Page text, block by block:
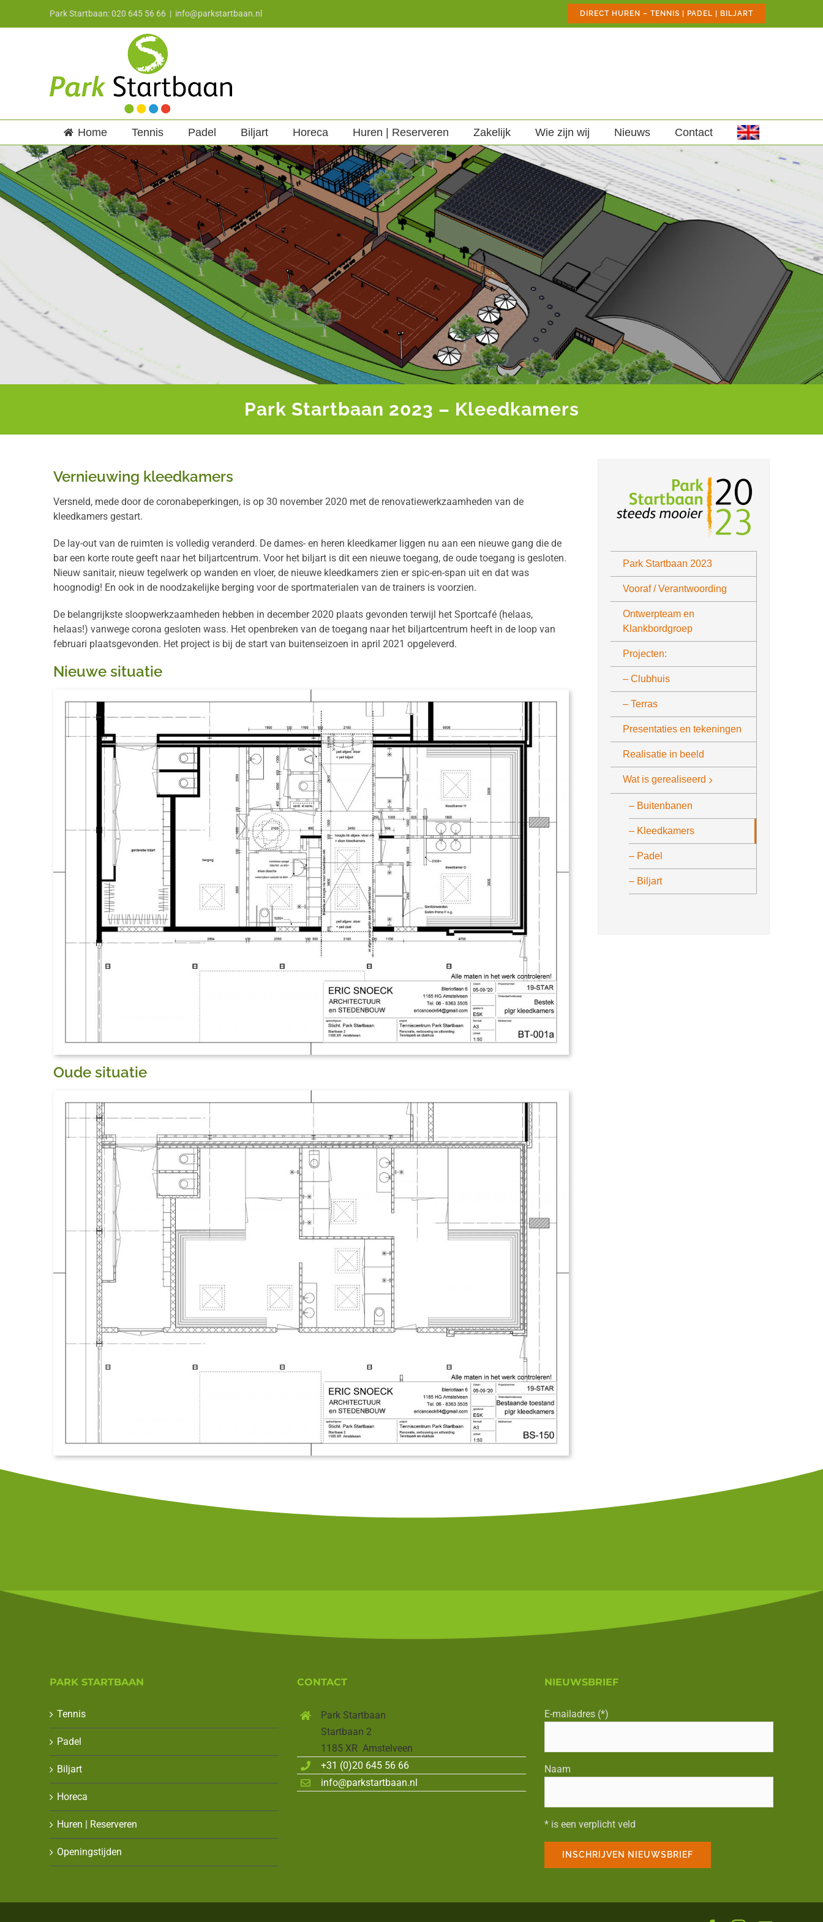
Park Startbaan: 020 645 56 66 | info@parkstartbaan.nl DIRECT HUREN – TENNIS | PADEL | BILJART
Home Tennis Padel Biljart Horeca Huren | Reserveren Zakelijk Wie zijn wij Nieuws Contact
Park Startbaan 2023 – Kleedkamers
Vernieuwing kleedkamers
Versneld, mede door de coronabeperkingen, is op 30 november 2020 met de renovatiewerkzaamheden van de
kleedkamers gestart.
De lay-out van de ruimten is volledig veranderd. De dames- en heren kleedkamer liggen nu aan een nieuwe gang die de
bar een korte route geeft naar het biljartcentrum. Voor het biljart is dit een nieuwe toegang, de oude toegang is gesloten.
Nieuw sanitair, nieuw tegelwerk op wanden en vloer, de nieuwe kleedkamers zien er spic-en-span uit en dat was
hoognodig! En ook in de noodzakelijke berging voor de sportmaterialen van de trainers is voorzien.
De belangrijkste sloopwerkzaamheden hebben in december 2020 plaats gevonden terwijl het Sportcafé (helaas,
helaas!) vanwege corona gesloten wass. Het openbreken van de toegang naar het biljartcentrum heeft in de loop van
februari plaatsgevonden. Het project is bij de start van buitenseizoen in april 2021 opgeleverd.
Nieuwe situatie
Oude situatie
Park Startbaan 2023
Vooraf / Verantwoording
Ontwerpteam en
Klankbordgroep
Projecten:
– Clubhuis
– Terras
Presentaties en tekeningen
Realisatie in beeld
Wat is gerealiseerd
– Buitenbanen
– Kleedkamers
– Padel
– Biljart
PARK STARTBAAN
Tennis
Padel
Biljart
Horeca
Huren | Reserveren
Openingstijden
CONTACT
Park Startbaan
Startbaan 2
1185 XR Amstelveen
+31 (0)20 645 56 66
info@parkstartbaan.nl
NIEUWSBRIEF
E-mailadres (*)
Naam
* is een verplicht veld